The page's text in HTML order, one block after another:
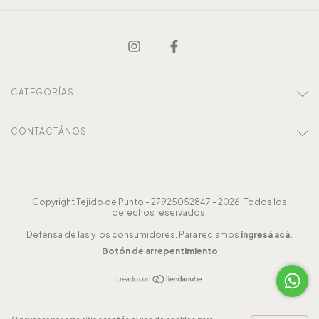
CATEGORÍAS
CONTACTÁNOS
Copyright Tejido de Punto - 27925052847 - 2026. Todos los
derechos reservados.
Defensa de las y los consumidores. Para reclamos ingresá acá.
Botón de arrepentimiento